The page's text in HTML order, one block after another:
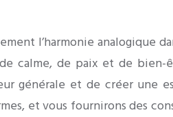
l’harmonie analogique
calme, de paix et de
générale et de créer
et vous fournirons des